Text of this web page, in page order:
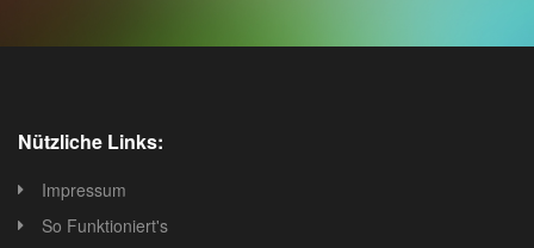
Nützliche Links:
Impressum
So Funktioniert's